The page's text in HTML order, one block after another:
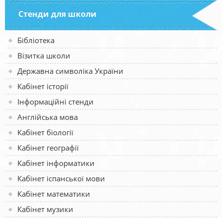
Стенди для школи
Бібліотека
Візитка школи
Державна символіка України
Кабінет історії
Інформаційні стенди
Англійська мова
Кабінет біології
Кабінет географії
Кабінет інформатики
Кабінет іспанської мови
Кабінет математики
Кабінет музики